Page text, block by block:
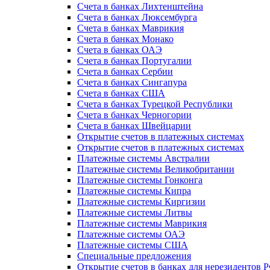
Счета в банках Лихтенштейна
Счета в банках Люксембурга
Счета в банках Маврикия
Счета в банках Монако
Счета в банках ОАЭ
Счета в банках Португалии
Счета в банках Сербии
Счета в банках Сингапура
Счета в банках США
Счета в банках Турецкой Республики
Счета в банках Черногории
Счета в банках Швейцарии
Открытие счетов в платежных системах
Открытие счетов в платежных системах
Платежные системы Австралии
Платежные системы Великобритании
Платежные системы Гонконга
Платежные системы Кипра
Платежные системы Киргизии
Платежные системы Литвы
Платежные системы Маврикия
Платежные системы ОАЭ
Платежные системы США
Специальные предложения
Открытие счетов в банках для нерезидентов